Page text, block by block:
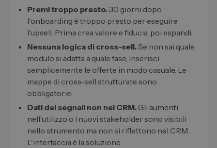
Premi troppo presto.30 giorni dopo
l'onboarding è troppo presto per eseguire
l'upsell. Prima crea valore e fiducia, poi espandi.
Nessuna logica di cross-sell.Se non sai quale
modulo si adatta a quale fase, inserisci
semplicemente le offerte in modo casuale. Le
mappe di cross-sell strutturate sono
obbligatorie.
Dati dei segnali non nel CRM. Gli aumenti
nell'utilizzo o i nuovi stakeholder sono visibili
nello strumento ma non si riflettono nel CRM.
L'interfaccia è la soluzione.